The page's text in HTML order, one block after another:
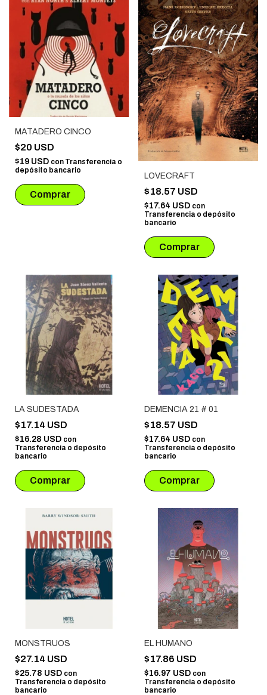
MATADERO CINCO
$20 USD
$19 USD con Transferencia o
depósito bancario
LOVECRAFT
$18.57 USD
$17.64 USD con
Transferencia o depósito
bancario
LA SUDESTADA
$17.14 USD
$16.28 USD con
Transferencia o depósito
bancario
DEMENCIA 21 # 01
$18.57 USD
$17.64 USD con
Transferencia o depósito
bancario
MONSTRUOS
$27.14 USD
$25.78 USD con
Transferencia o depósito
bancario
EL HUMANO
$17.86 USD
$16.97 USD con
Transferencia o depósito
bancario